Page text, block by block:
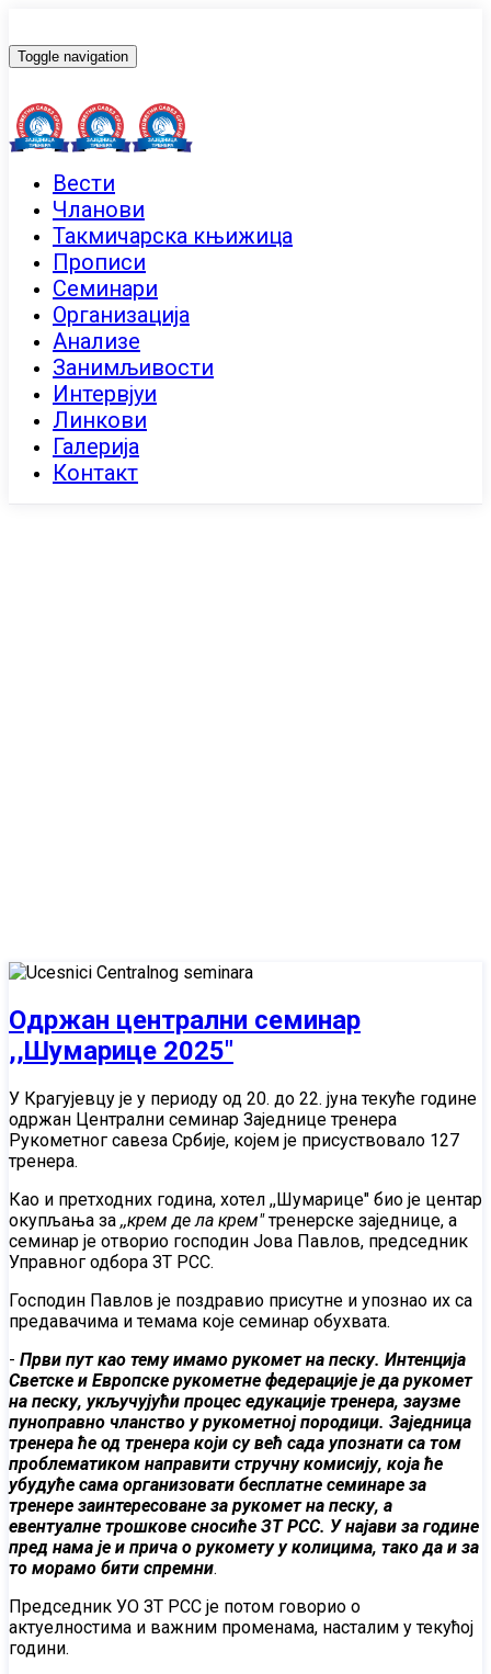
Toggle navigation
Вести
Чланови
Такмичарска књижица
Прописи
Семинари
Организација
Анализе
Занимљивости
Интервјуи
Линкови
Галерија
Контакт
Oдржан централни семинар
,,Шумарице 2025"
У Крагујевцу је у периоду од 20. до 22. јуна текуће године
одржан Централни семинар Заједнице тренера
Рукометног савеза Србије, којем је присуствовало 127
тренера.
Као и претходних година, хотел ,,Шумарице" био је центар
окупљања за ,,крем де ла крем"тренерске заједнице, а
семинар је отворио господин Јова Павлов, председник
Управног одбора ЗТ РСС.
Господин Павлов је поздравио присутне и упознао их са
предавачима и темама које семинар обухвата.
- Први пут као тему имамо рукомет на песку. Интенција
Светске и Европске рукометне федерације је да рукомет
на песку, укључујући процес едукације тренера, заузме
пуноправно чланство у рукометној породици. Заједница
тренера ће од тренера који су већ сада упознати са том
проблематиком направити стручну комисију, која ће
убудуће сама организовати бесплатне семинаре за
тренере заинтересоване за рукомет на песку, а
евентуалне трошкове сносиће ЗТ РСС. У најави за године
пред нама је и прича о рукомету у колицима, тако да и за
то морамо бити спремни.
Председник УО ЗТ РСС је потом говорио о
актуелностима и важним променама, насталим у текућој
години.